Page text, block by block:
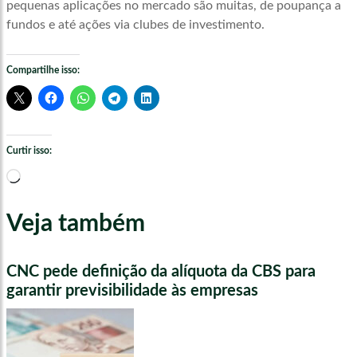
pequenas aplicações no mercado são muitas, de poupança a
fundos e até ações via clubes de investimento.
Compartilhe isso:
Curtir isso:
Carregando...
Veja também
CNC pede definição da alíquota da CBS para
garantir previsibilidade às empresas